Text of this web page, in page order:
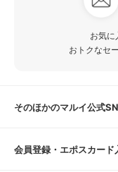
お気に
おトクなセ
そのほかのマルイ公式
会員登録・エポスカード